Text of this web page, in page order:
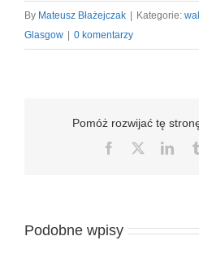
By Mateusz Błażejczak | Kategorie:
Glasgow | 0 komentarzy
Pomóż rozwijać tę
Facebook
Podobne wpisy